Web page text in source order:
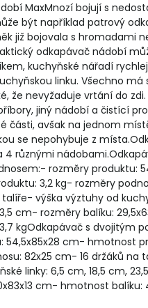
MaxMnozí bojují s
být například patrový
již bojovala s hromadami
odkapávač nádobí
kuchyňské nářadí
linku. Všechno má
že nevyžaduje vrtání do zdi.
jiný nádobí a čistící
části, avšak na jednom
se nepohybuje z
4 různými
rozměry produktu:
3,2 kg- rozměry
výška výztuhy od
cm- rozměry balíku:
kgOdkapávač s dvojitým
54,5x85x28 cm- hmotnost
82x25 cm- 16 držáků na
linky: 6,5 cm, 18,5 cm,
cm- hmotnost balíku: